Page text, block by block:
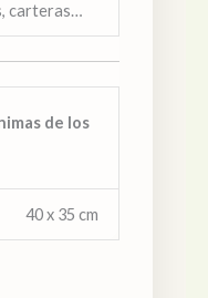
carteras…
de los
x 35 cm